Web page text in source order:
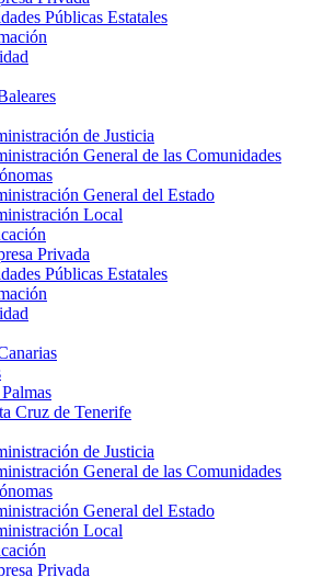
Públicas Estatales
de Justicia
General de las Comunidades
General del Estado
Local
Privada
Públicas Estatales
Cruz de Tenerife
de Justicia
General de las Comunidades
General del Estado
Local
Privada